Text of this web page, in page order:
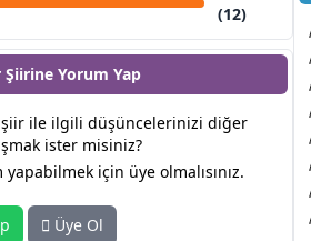
(12)
Şiirine Yorum Yap
şiir ile ilgili düşüncelerinizi diğer
ister misiniz?
için üye olmalısınız.
Üye Ol